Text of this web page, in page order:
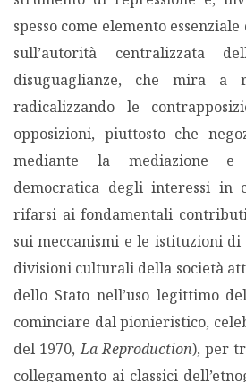
spesso come elemento
sull’autorità centralizzata
disuguaglianze, che mira a
radicalizzando le
opposizioni, piuttosto che
mediante la mediazione e
democratica degli interessi in
rifarsi ai fondamentali
sui meccanismi e le istituzioni di
divisioni culturali della società
dello Stato nell’uso legittimo
cominciare dal pionieristico,
del 1970,La Reproduction), per
collegamento ai classici